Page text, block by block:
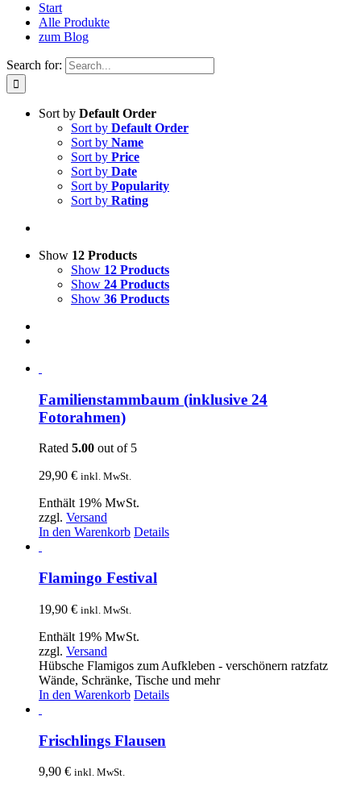
Start
Alle Produkte
zum Blog
Search for:
Sort by Default Order
Sort by Default Order
Sort by Name
Sort by Price
Sort by Date
Sort by Popularity
Sort by Rating
Show 12 Products
Show 12 Products
Show 24 Products
Show 36 Products
Familienstammbaum (inklusive 24
Fotorahmen)
Rated 5.00 out of 5
29,90 € inkl. MwSt.
Enthält 19% MwSt.
zzgl. Versand
In den Warenkorb Details
Flamingo Festival
19,90 € inkl. MwSt.
Enthält 19% MwSt.
zzgl. Versand
Hübsche Flamigos zum Aufkleben - verschönern ratzfatz
Wände, Schränke, Tische und mehr
In den Warenkorb Details
Frischlings Flausen
9,90 € inkl. MwSt.